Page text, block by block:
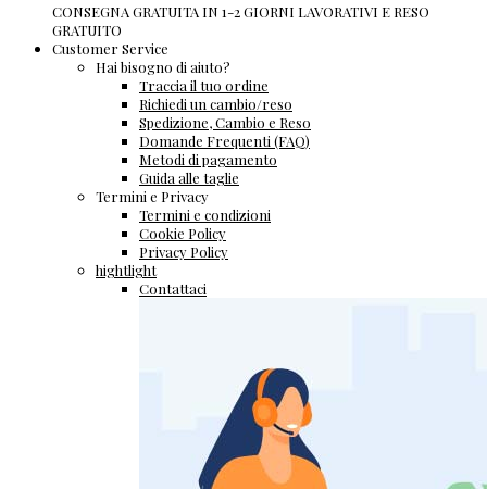
CONSEGNA GRATUITA IN 1-2 GIORNI LAVORATIVI E RESO
GRATUITO
Customer Service
Hai bisogno di aiuto?
Traccia il tuo ordine
Richiedi un cambio/reso
Spedizione, Cambio e Reso
Domande Frequenti (FAQ)
Metodi di pagamento
Guida alle taglie
Termini e Privacy
Termini e condizioni
Cookie Policy
Privacy Policy
hightlight
Contattaci